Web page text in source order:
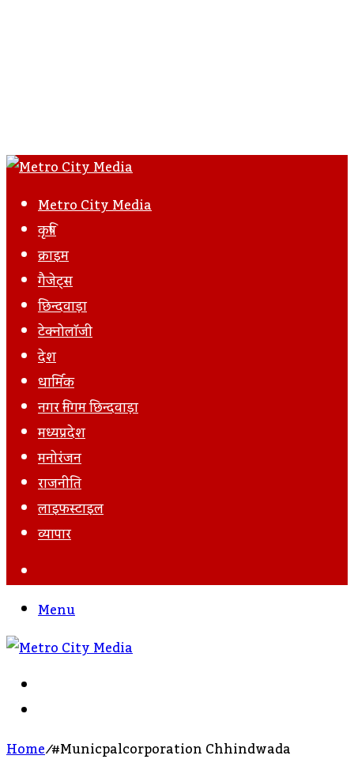
Metro City Media
कृषि
क्राइम
गैजेट्स
छिन्दवाड़ा
टेक्नोलॉजी
देश
धार्मिक
नगर निगम छिन्दवाड़ा
मध्यप्रदेश
मनोरंजन
राजनीति
लाइफस्टाइल
व्यापार
Menu
Home/#municpalcorporation Chhindwada